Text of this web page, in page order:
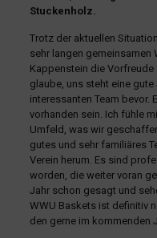
Stuckenholz.
Trotz der aktuellen
sehr langen gemeinsamen
Kappenstein die Vorfreude
glaube, uns steht eine
interessanten Team bevor.
vorhanden sein. Ich fühle
Umfeld, was wir
gutes und sehr familiäres
Verein herum. Es sind
worden, die weiter voran
Jahr schon gesagt und
WWU Baskets ist definitiv
den gerne im kommenden